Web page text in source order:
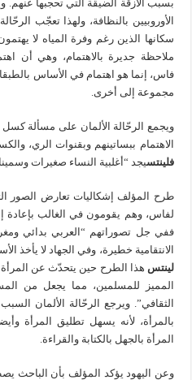
بسبب الأزقة الضيقة التي تحجبها عنهم.
الأوروبيين بالنظافة، ولهذا تعجّب
سكانها الذين رغم وفرة المياه لا
ملاحظة جديرة بالاهتمام، وهي أن
فاس، إنما هو اهتمام في الأساس
مجموعة إلى أخرى.
ويجمع الرحّالة الألمان على مسألة
الاهتمام ببساتينهم وبقنوات الري،
فلينتسيجد “أغلبية النساء صغيرات
طرح المؤلف إشكاليات تعارض الصور
لفاس، وهم يقومون في الغالب بإعادة
ففي جل تصوراتهم “العربي بدائي
الانتقامية خطيرة، وفي الجهاد لا يأخذ
لينتس هذا الطرح حين يتحدّث عن المرأة
المميز للمسلمين، مما يجعل من
الثقافي”. ويرجع الرحّالة الألمان
بالمرأة، لأنه يسهل تطليق المرأة
المرأة بالجهل بالكتابة والقراءة.
وعن اليهود يؤكد المؤلف بأن الباحث